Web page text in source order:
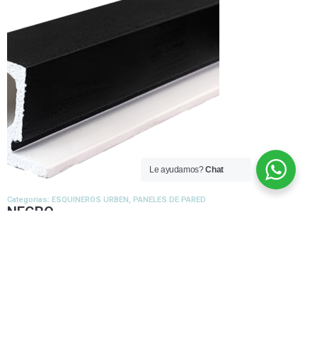
Categorias: ESQUINEROS URBEN, PANELES DE PARED
NEGRO
Le ayudamos?Chat